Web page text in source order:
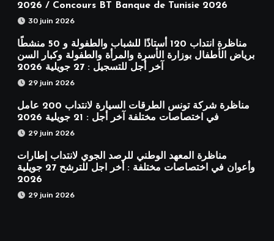
2026 / Concours BT Banque de Tunisie 2026
30 juin 2026
مناظرة انتداب 120 أستاذًا للشباب والطفولة و 50 منشطًا
برياض الأطفال بوزارة الأسرة والمرأة والطفولة وكبار السن
آخر أجل للتسجيل : 27 جويلية 2026
29 juin 2026
مناظرة شركة تونس الطرقات السيارة لانتداب 200 عامل
في اختصاصات مختلفة آخر أجل : 21 جويلية 2026
29 juin 2026
مناظرة المعهد الوطني للرصد الجوي لانتداب إطارات
وأعوان في اختصاصات مختلفة : أخر اجل للترشح 27 جويلية
2026
29 juin 2026